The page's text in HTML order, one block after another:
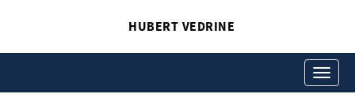
HUBERT VEDRINE
Toggle
L’EMPIRE D’EURASIE PAR